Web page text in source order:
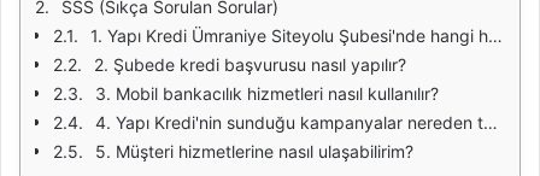
SSS (Sıkça Sorulan Sorular)
1. Yapı Kredi Ümraniye Siteyolu Şubesi'nde hangi hizmetler sunulmaktadır?
2. Şubede kredi başvurusu nasıl yapılır?
3. Mobil bankacılık hizmetleri nasıl kullanılır?
4. Yapı Kredi'nin sunduğu kampanyalar nereden takip edilebilir?
5. Müşteri hizmetlerine nasıl ulaşabilirim?